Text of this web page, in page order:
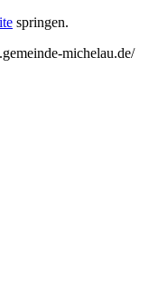
springen.
michelau.de/